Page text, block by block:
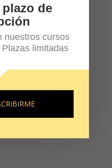
de
nuestros cursos
limitadas